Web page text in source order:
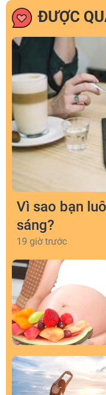
ĐƯỢC
Vì sao bạn
sáng?
19 giờ trước